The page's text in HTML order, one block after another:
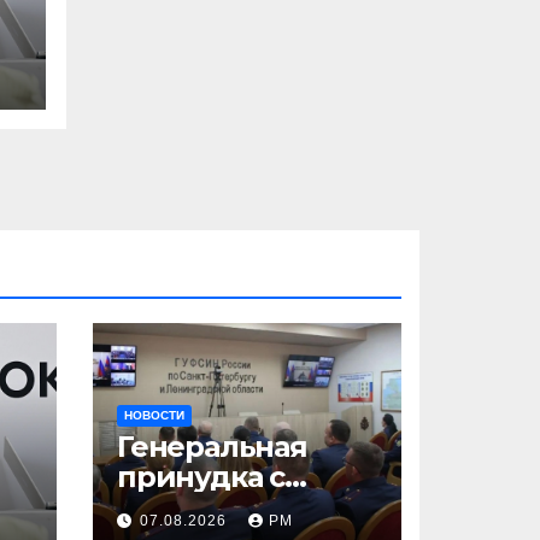
НОВОСТИ
Генеральная
принудка с
изоляцией
07.08.2026 РМ